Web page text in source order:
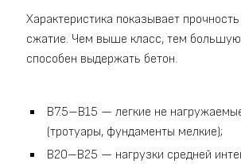
Характеристика показывает
сжатие. Чем выше класс, тем большую
способен выдержать бетон.
B7.5–B15 — легкие не
(тротуары, фундаменты мелкие);
B20–B25 — нагрузки средней